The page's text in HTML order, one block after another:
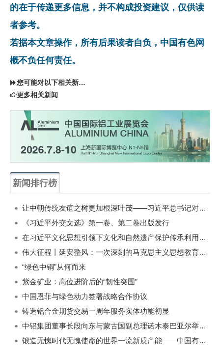
的在于传递更多信息，并不构成投资建议，仅供读
者参考。
若据本文章操作，所有后果读者自负，中国有色网
概不负任何责任。
您可能对以下相关新闻同样感兴趣
更多相关新闻
新闻排行榜
让中朝传统友谊之树更加根深叶茂——习近平总书记对朝鲜进行国事访问纪实
《习近平外交文选》第一卷、第二卷出版发行
在习近平文化思想引领下文化和自然遗产保护传承利用工作开创新局面
伟大征程丨延安整风：一次深刻的马克思主义思想教育运动
“绿色中铜”从何而来
紫金矿业：高位进阶后的“韧性突围”
中国恩菲与绿色动力签署战略合作协议
铸造铝合金期货交易一周年服务实体功能初显
中铝集团董事长段向东与蒙古国副总理诺木泰巴亚尔举行会谈
锻造无愧时代无愧使命的世界一流新质产能——中国有色金属工业的战略应对与破局之道（二）